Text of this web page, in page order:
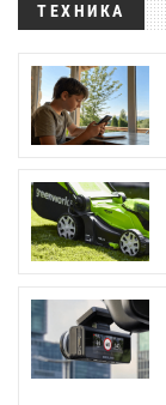
ТЕХНИКА